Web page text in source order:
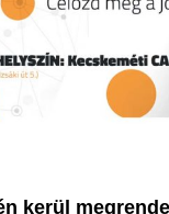
kerül